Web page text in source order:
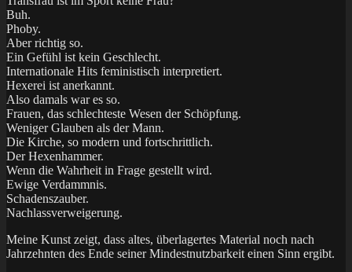
Buh.
Phoby.
Aber richtig so.
Ein Gefühl ist kein Geschlecht.
Internationale Hits feministisch interpretiert.
Hexerei ist anerkannt.
Also damals war es so.
Frauen, das schlechteste Wesen der Schöpfung.
Weniger Glauben als der Mann.
Die Kirche, so modern und fortschrittlich.
Der Hexenhammer.
Wenn die Wahrheit in Frage gestellt wird.
Ewige Verdammnis.
Schadenszauber.
Nachlassverweigerung.
Meine Kunst zeigt, dass altes, überlagertes Material noch nach
Jahrzehnten des Ende seiner Mindestnutzbarkeit einen Sinn ergibt.